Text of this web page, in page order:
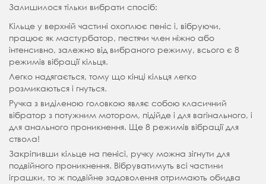
Залишилося тільки вибрати спосіб:
Кільце у верхній частині охоплює пеніс і, вібруючи,
працює як мастурбатор, пестячи член ніжно або
інтенсивно, залежно від вибраного режиму, всього є 8
режимів вібрації кільця.
Легко надягається, тому що кінці кільця легко
розмикаються і гнуться.
Ручка з виділеною головкою являє собою класичний
вібратор з потужним мотором, підійде і для вагінального, і
для анального проникнення. Ще 8 режимів вібрації для
ствола!
Закріпивши кільце на пенісі, ручку можна зігнути для
подвійного проникнення. Вібруватимуть всі частини
іграшки, то ж подвійне задоволення отримають обидва